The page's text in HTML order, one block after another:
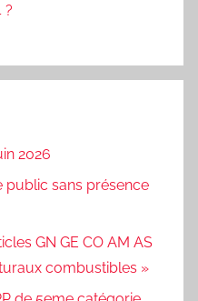
?
2026
public sans présence
GN GE CO AM AS
combustibles »